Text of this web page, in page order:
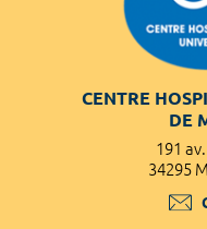
CENTRE
DE
191
34295